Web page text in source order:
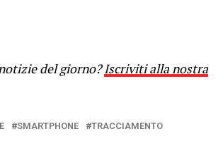
del giorno?Iscriviti alla nostra
SMARTPHONE TRACCIAMENTO